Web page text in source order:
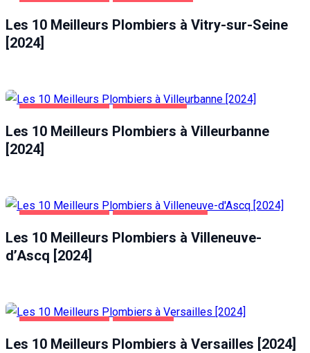
Les 10 Meilleurs Plombiers à Vitry-sur-Seine
[2024]
Les 10 Meilleurs Plombiers à Villeurbanne
[2024]
Les 10 Meilleurs Plombiers à Villeneuve-
d’Ascq [2024]
Les 10 Meilleurs Plombiers à Versailles [2024]